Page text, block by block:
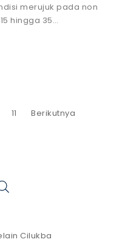
merujuk pada non
hingga 35…
11 Berikutnya
Cilukba